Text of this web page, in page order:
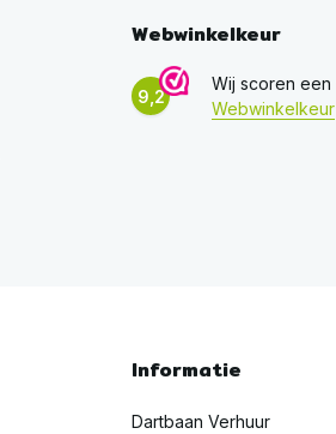
Webwinkelkeur
9,2
Wij scoren een
Webwinkelkeur
Informatie
Dartbaan Verhuur